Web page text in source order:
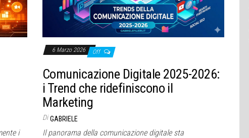
i
6 Marzo 2026 Off
Comunicazione Digitale 2025-2026:
i Trend che ridefiniscono il
Marketing
Di GABRIELE
Il panorama della comunicazione digitale sta